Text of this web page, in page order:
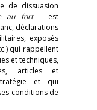
de dissuasion
au fort– est
déclarations
exposés
qui rappellent
et techniques,
articles et
et qui
conditions de